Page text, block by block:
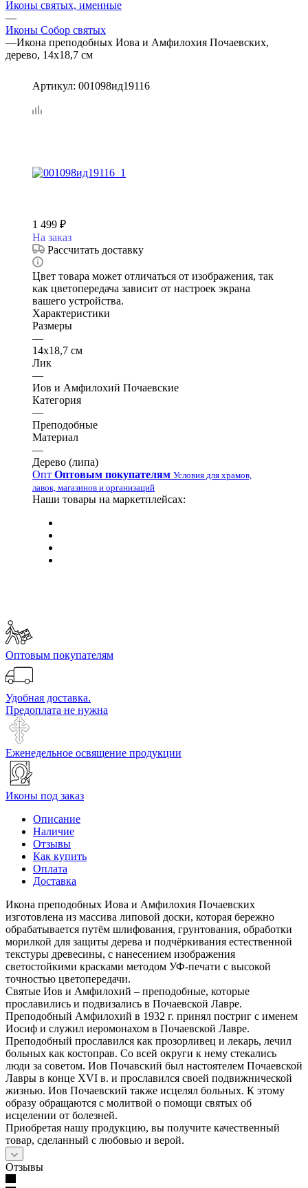
Иконы святых, именные
—
Иконы Собор святых
—Икона преподобных Иова и Амфилохия Почаевских,
дерево, 14х18,7 см
Артикул: 001098ид19116
1 499 ₽
На заказ
Рассчитать доставку
Цвет товара может отличаться от изображения, так
как цветопередача зависит от настроек экрана
вашего устройства.
Характеристики
Размеры
—
14х18,7 см
Лик
—
Иов и Амфилохий Почаевские
Категория
—
Преподобные
Материал
—
Дерево (липа)
Опт Оптовым покупателям Условия для храмов,
лавок, магазинов и организаций
Наши товары на маркетплейсах:
Оптовым покупателям
Удобная доставка.
Предоплата не нужна
Еженедельное освящение продукции
Иконы под заказ
Описание
Наличие
Отзывы
Как купить
Оплата
Доставка
Икона преподобных Иова и Амфилохия Почаевских
изготовлена из массива липовой доски, которая бережно
обрабатывается путём шлифования, грунтования, обработки
морилкой для защиты дерева и подчёркивания естественной
текстуры древесины, с нанесением изображения
светостойкими красками методом УФ-печати с высокой
точностью цветопередачи.
Святые Иов и Амфилохий – преподобные, которые
прославились и подвизались в Почаевской Лавре.
Преподобный Амфилохий в 1932 г. принял постриг с именем
Иосиф и служил иеромонахом в Почаевской Лавре.
Преподобный прославился как прозорливец и лекарь, лечил
больных как костоправ. Со всей округи к нему стекались
люди за советом. Иов Почавский был настоятелем Почаевской
Лавры в конце XVI в. и прославился своей подвижнической
жизнью. Иов Почаевский также исцелял больных. К этому
образу обращаются с молитвой о помощи святых об
исцелении от болезней.
Приобретая нашу продукцию, вы получите качественный
товар, сделанный с любовью и верой.
Отзывы